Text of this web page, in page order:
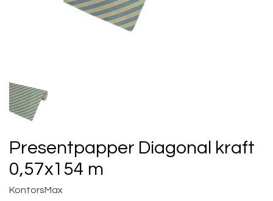
Presentpapper Diagonal kraft
0,57x154 m
KontorsMax